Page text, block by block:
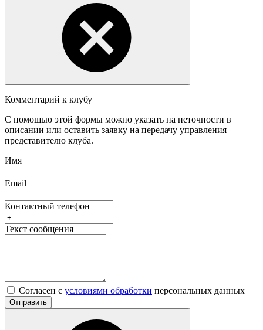
Комментарий к клубу
С помощью этой формы можно указать на неточности в
описании или оставить заявку на передачу управления
представителю клуба.
Имя
Email
Контактный телефон
Текст сообщения
Согласен с условиями обработки персональных данных
Отправить